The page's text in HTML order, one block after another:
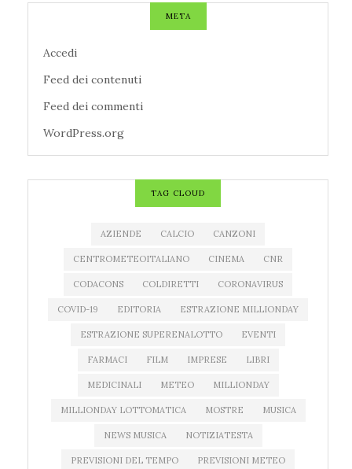
META
Accedi
Feed dei contenuti
Feed dei commenti
WordPress.org
TAG CLOUD
AZIENDE CALCIO CANZONI
CENTROMETEOITALIANO CINEMA CNR
CODACONS COLDIRETTI CORONAVIRUS
COVID-19 EDITORIA ESTRAZIONE MILLIONDAY
ESTRAZIONE SUPERENALOTTO EVENTI
FARMACI FILM IMPRESE LIBRI
MEDICINALI METEO MILLIONDAY
MILLIONDAY LOTTOMATICA MOSTRE MUSICA
NEWS MUSICA NOTIZIATESTA
PREVISIONI DEL TEMPO PREVISIONI METEO